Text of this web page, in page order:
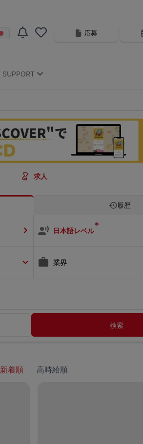
応募
SUPPORT
求人
履歴
日本語レベル*
業界
検索
新着順 高時給順